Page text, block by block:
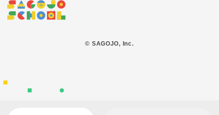
© SAGOJO, Inc.